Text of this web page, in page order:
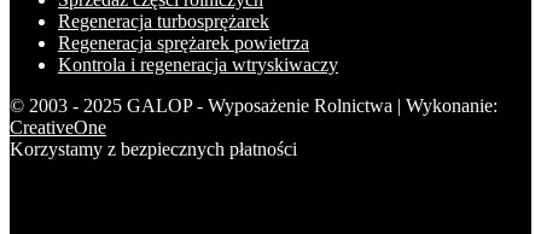
Regeneracja turbosprężarek
Regeneracja sprężarek powietrza
Kontrola i regeneracja wtryskiwaczy
© 2003 - 2025 GALOP - Wyposażenie Rolnictwa | Wykonanie:
CreativeOne
Korzystamy z bezpiecznych płatności